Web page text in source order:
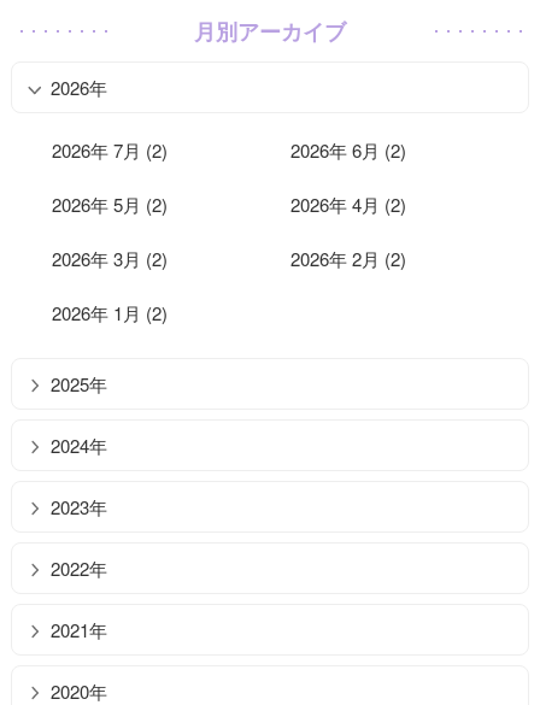
月別アーカイブ
2026年
2026年 7月 (2) 2026年 6月 (2)
2026年 5月 (2) 2026年 4月 (2)
2026年 3月 (2) 2026年 2月 (2)
2026年 1月 (2)
2025年
2024年
2023年
2022年
2021年
2020年